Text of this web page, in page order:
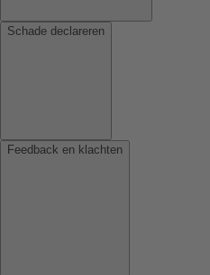
Schade declareren
Feedback en klachten